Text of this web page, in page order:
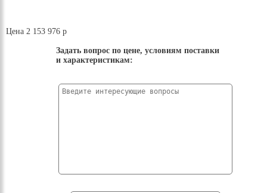
Цена 2 153 976 р
Задать вопрос по цене, условиям поставки
и характеристикам: